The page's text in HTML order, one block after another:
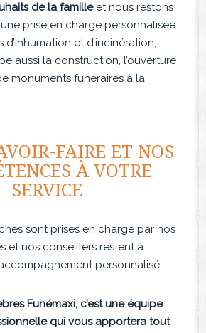
de la familleet nous restons
prise en charge personnalisée.
d’inhumation et d’incinération,
aussi la construction, l’ouverture
monuments funéraires à la
FAIRE ET NOS
À VOTRE
SERVICE
sont prises en charge par nos
et nos conseillers restent à
personnalisé.
Funémaxi, c’est une équipe
qui vous apportera tout